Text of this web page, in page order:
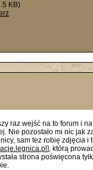
KB)
raz wejść na to forum i
Nie pozostało mi nic jak
sam tez robię zdjęcia
], którą
strona poświęcona